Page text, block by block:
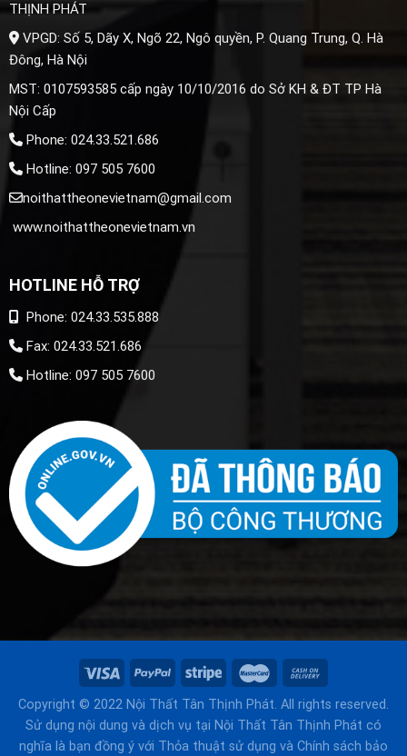
THỊNH PHÁT
VPGD: Số 5, Dãy X, Ngõ 22, Ngô quyền, P. Quang Trung, Q. Hà
Đông, Hà Nội
MST: 0107593585 cấp ngày 10/10/2016 do Sở KH & ĐT TP Hà
Nội Cấp
Phone: 024.33.521.686
Hotline: 097 505 7600
noithattheonevietnam@gmail.com
www.noithattheonevietnam.vn
HOTLINE HỖ TRỢ
Phone: 024.33.535.888
Fax: 024.33.521.686
Hotline: 097 505 7600
Copyright © 2022 Nội Thất Tân Thịnh Phát. All rights reserved.
Sử dụng nội dung và dịch vụ tại Nội Thất Tân Thịnh Phát có
nghĩa là bạn đồng ý với Thỏa thuật sử dụng và Chính sách bảo